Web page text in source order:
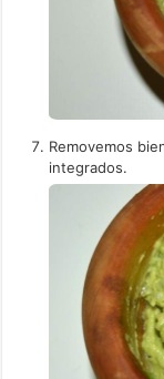
Removemos
integrados.